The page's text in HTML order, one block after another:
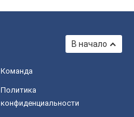
В начало
Команда
Политика
конфиденциальности